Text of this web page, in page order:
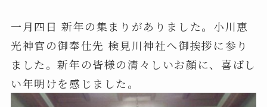
一月四日 新年の集まりがありました。小川恵
光神官の御奉仕先 検見川神社へ御挨拶に参り
ました。新年の皆様の清々しいお顔に、喜ばし
い年明けを感じました。